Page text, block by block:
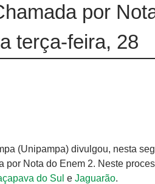
por
terça-feira, 28
(Unipampa) divulgou, nesta
por Nota do Enem 2. Neste
do Sul e Jaguarão.